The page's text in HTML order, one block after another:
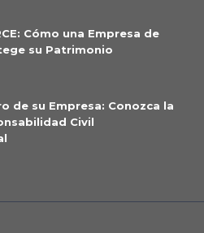
Cómo una Empresa de
su Patrimonio
de su Empresa: Conozca la
Civil